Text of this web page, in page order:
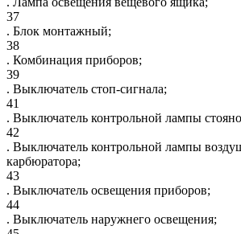
37
. Блок монтажный;
38
. Комбинация приборов;
39
. Выключатель стоп-сигнала;
41
. Выключатель контрольной лампы
42
. Выключатель контрольной лампы
карбюратора;
43
. Выключатель освещения приборов;
44
. Выключатель наружнего освещения;